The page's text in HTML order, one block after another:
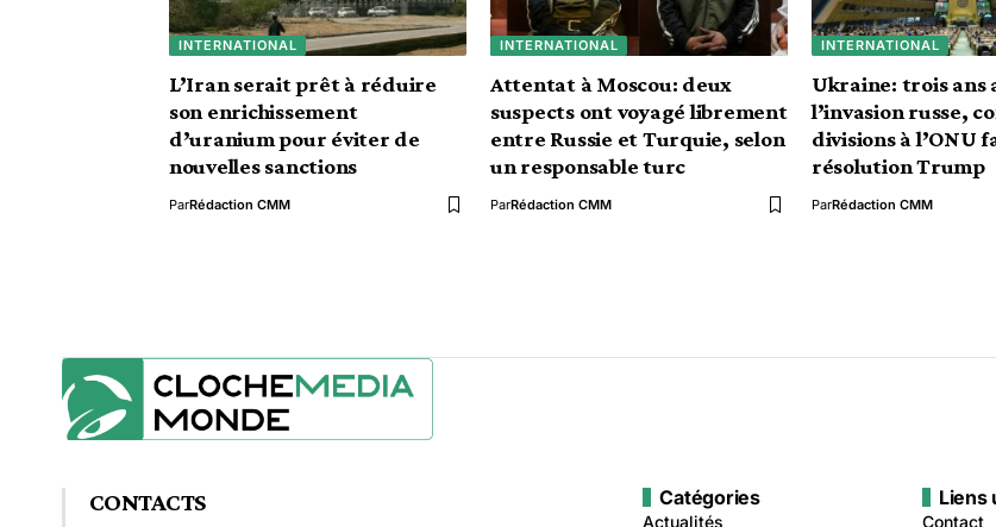
INTERNATIONAL
L’Iran serait prêt à réduire
son enrichissement
d’uranium pour éviter de
nouvelles sanctions
ParRédaction CMM
INTERNATIONAL
Attentat à Moscou: deux
suspects ont voyagé librement
entre Russie et Turquie, selon
un responsable turc
ParRédaction CMM
INTERNATIONAL
Ukraine: trois ans
l’invasion russe,
divisions à l’ONU
résolution Trump
ParRédaction CMM
CONTACTS Catégories
Actualités
Liens
Contact